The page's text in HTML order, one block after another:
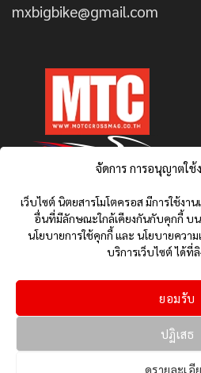
จัดการ การอนุญาตใช้
เว็บไซต์ นิตยสารโมโตครอส มีการใช้งา
อื่นที่มีลักษณะใกล้เคียงกันกับคุกกี้ บน
นโยบายการใช้คุกกี้ และ นโยบายควา
บริการเว็บไซต์ ได้ที่
ยอมรับ
ปฏิเสธ
ดูรายละเอี
mxbigbike@gmail.com
นโยบายการใช้คุกกี้
นโยบายความเป็นส่วนตัวของข้อ